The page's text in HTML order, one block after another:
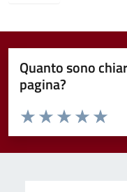
Quanto sono
pagina?
Valuta da 1 a 5 stelle la
Valuta
Valuta 4
Valuta 3 stelle
Valuta 2 stelle su 5
Valuta 1 stelle su 5